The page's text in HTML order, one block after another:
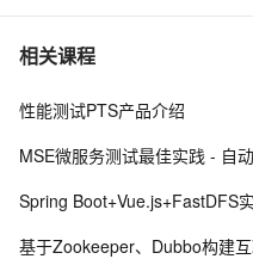
7 2022渗透测试-反弹shell的详
8 Matlab+Qt开发笔记（一）
10Unittest自动化测试框架合
相关课程
性能测试PTS产品介绍
MSE微服务测试最佳实践 - 自
Spring Boot+Vue.js+FastDFS
基于Zookeeper、Dubbo构建